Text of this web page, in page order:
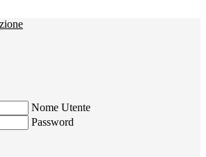
Nome Utente
Password